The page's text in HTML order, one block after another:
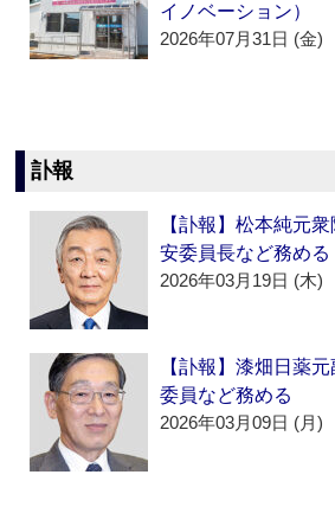
イノベーション）
2026年07月31日 (金)
訃報
【訃報】松本純元
安委員長など務める
2026年03月19日 (木)
【訃報】漆畑日薬
委員など務める
2026年03月09日 (月)